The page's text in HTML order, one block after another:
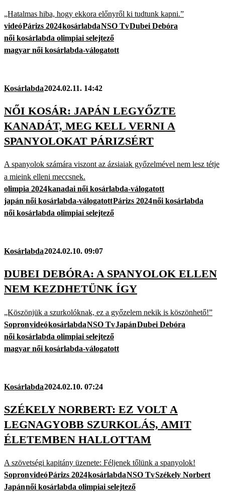
„Hatalmas hiba, hogy ekkora előnyről ki tudtunk kapni.”
videóPárizs 2024kosárlabdaNSO TvDubei Debóra
női kosárlabda olimpiai selejtező
magyar női kosárlabda-válogatott
Kosárlabda2024.02.11. 14:42
NŐI KOSÁR: JAPÁN LEGYŐZTE
KANADÁT, MEG KELL VERNI A
SPANYOLOKAT PÁRIZSÉRT
A spanyolok számára viszont az ázsiaiak győzelmével nem lesz tétje
a mieink elleni meccsnek.
olimpia 2024kanadai női kosárlabda-válogatott
japán női kosárlabda-válogatottPárizs 2024női kosárlabda
női kosárlabda olimpiai selejtező
Kosárlabda2024.02.10. 09:07
DUBEI DEBÓRA: A SPANYOLOK ELLEN
NEM KEZDHETÜNK ÍGY
„Köszönjük a szurkolóknak, ez a győzelem nekik is köszönhető!”
SopronvideókosárlabdaNSO TvJapánDubei Debóra
női kosárlabda olimpiai selejtező
magyar női kosárlabda-válogatott
Kosárlabda2024.02.10. 07:24
SZÉKELY NORBERT: EZ VOLT A
LEGNAGYOBB SZURKOLÁS, AMIT
ÉLETEMBEN HALLOTTAM
A szövetségi kapitány üzenete: Féljenek tőlünk a spanyolok!
SopronvideóPárizs 2024kosárlabdaNSO TvSzékely Norbert
Japánnői kosárlabda olimpiai selejtező